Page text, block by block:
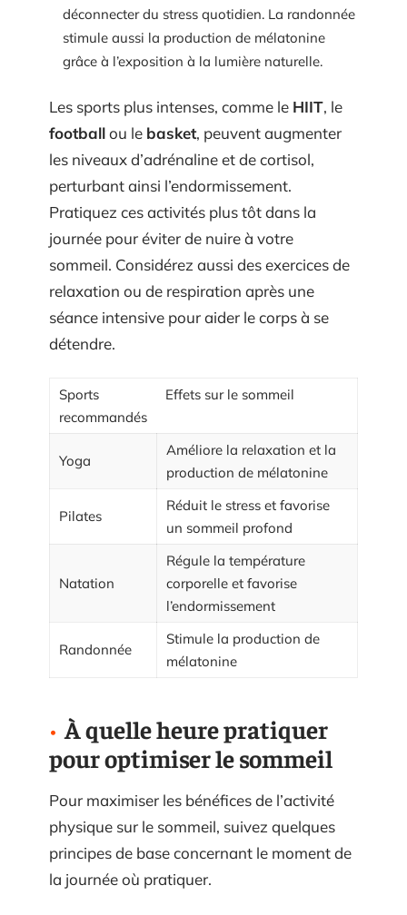
déconnecter du stress quotidien. La randonnée
stimule aussi la production de mélatonine
grâce à l’exposition à la lumière naturelle.
Les sports plus intenses, comme le HIIT, le
footballou le basket, peuvent augmenter
les niveaux d’adrénaline et de cortisol,
perturbant ainsi l’endormissement.
Pratiquez ces activités plus tôt dans la
journée pour éviter de nuire à votre
sommeil. Considérez aussi des exercices de
relaxation ou de respiration après une
séance intensive pour aider le corps à se
détendre.
Sports
recommandés
Effets sur le sommeil
Yoga
Améliore la relaxation et la
production de mélatonine
Pilates
Réduit le stress et favorise
un sommeil profond
Natation
Régule la température
corporelle et favorise
l’endormissement
Randonnée
Stimule la production de
mélatonine
À quelle heure pratiquer
pour optimiser le sommeil
Pour maximiser les bénéfices de l’activité
physique sur le sommeil, suivez quelques
principes de base concernant le moment de
la journée où pratiquer.